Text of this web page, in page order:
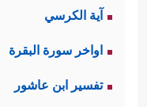
آية الكرسي
اواخر سورة البقرة
تفسير ابن عاشور